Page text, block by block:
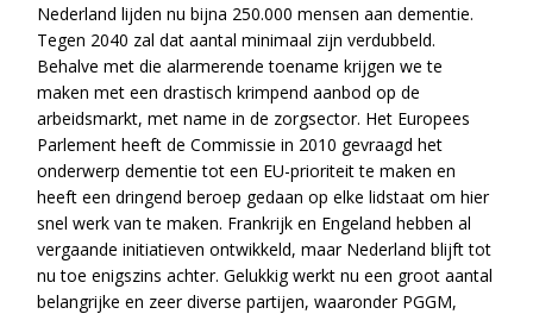
Nederland lijden nu bijna 250.000 mensen aan dementie.
Tegen 2040 zal dat aantal minimaal zijn verdubbeld.
Behalve met die alarmerende toename krijgen we te
maken met een drastisch krimpend aanbod op de
arbeidsmarkt, met name in de zorgsector. Het Europees
Parlement heeft de Commissie in 2010 gevraagd het
onderwerp dementie tot een EU-prioriteit te maken en
heeft een dringend beroep gedaan op elke lidstaat om hier
snel werk van te maken. Frankrijk en Engeland hebben al
vergaande initiatieven ontwikkeld, maar Nederland blijft tot
nu toe enigszins achter. Gelukkig werkt nu een groot aantal
belangrijke en zeer diverse partijen, waaronder PGGM,